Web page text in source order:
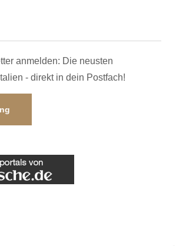
anmelden: Die neusten
- direkt in dein Postfach!